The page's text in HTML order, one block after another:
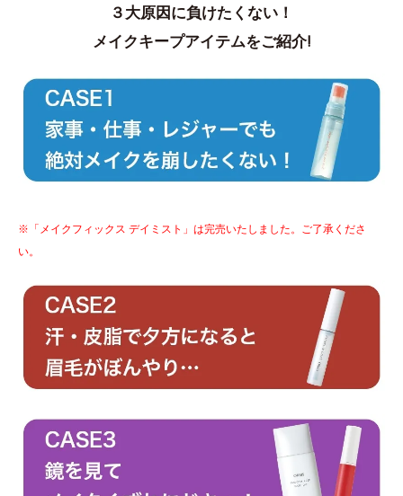
３大原因に負けたくない！
メイクキープアイテムをご紹介!
※「メイクフィックス デイミスト」は完売いたしました。ご了承くださ
い。